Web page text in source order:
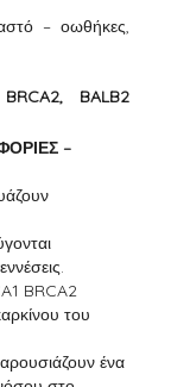
– οωθήκες,
BALB2
–
BRCA2
του
ένα